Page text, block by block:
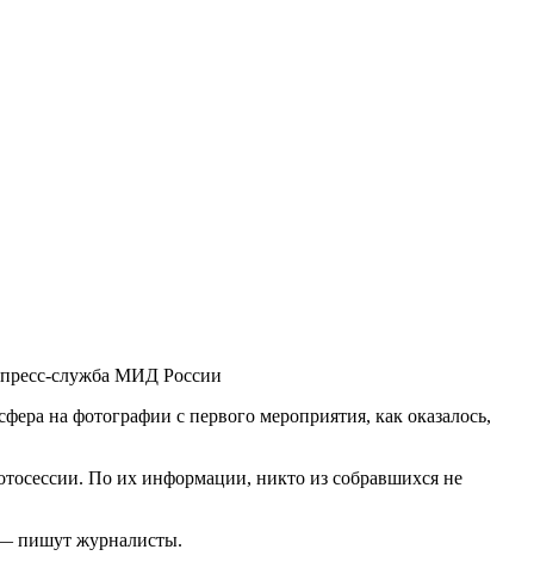
служба МИД России
на фотографии с первого мероприятия, как оказалось,
По их информации, никто из собравшихся не
пишут журналисты.